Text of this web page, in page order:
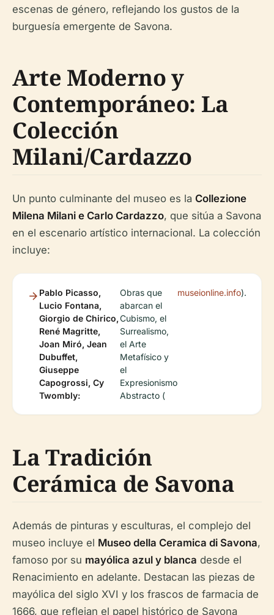
escenas de género, reflejando los gustos de la
burguesía emergente de Savona.
Arte Moderno y
Contemporáneo: La
Colección
Milani/Cardazzo
Un punto culminante del museo es la Collezione
Milena Milani e Carlo Cardazzo, que sitúa a Savona
en el escenario artístico internacional. La colección
incluye:
Pablo Picasso,
Lucio Fontana,
Giorgio de Chirico,
René Magritte,
Joan Miró, Jean
Dubuffet,
Giuseppe
Capogrossi, Cy
Twombly:
Obras que
abarcan el
Cubismo, el
Surrealismo,
el Arte
Metafísico y
el
Expresionismo
Abstracto (
museionline.info).
La Tradición
Cerámica de Savona
Además de pinturas y esculturas, el complejo del
museo incluye el Museo della Ceramica di Savona,
famoso por su mayólica azul y blanca desde el
Renacimiento en adelante. Destacan las piezas de
mayólica del siglo XVI y los frascos de farmacia de
1666, que reflejan el papel histórico de Savona